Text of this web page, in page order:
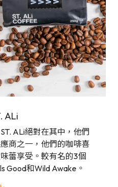
ALi
ALi絕對在其中，他們
商之一，他們的咖啡喜
蕾享受。較有名的3個
Good和Wild Awake。